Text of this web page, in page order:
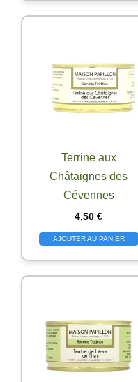
Terrine aux
Châtaignes des
Cévennes
4,50 €
AJOUTER AU PANIER